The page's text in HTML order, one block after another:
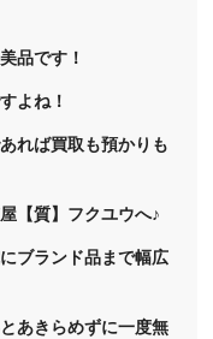
品です！
よね！
れば買取も預かりも
【質】フクユウへ♪
ブランド品まで幅広
あきらめずに一度無